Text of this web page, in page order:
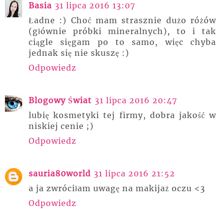
Basia 31 lipca 2016 13:07
Ładne :) Choć mam strasznie dużo różów
(głównie próbki mineralnych), to i tak
ciągle sięgam po to samo, więc chyba
jednak się nie skuszę :)
Odpowiedz
Blogowy Świat 31 lipca 2016 20:47
lubię kosmetyki tej firmy, dobra jakość w
niskiej cenie ;)
Odpowiedz
sauria80world 31 lipca 2016 21:52
a ja zwróciłam uwagę na makijaż oczu <3
Odpowiedz